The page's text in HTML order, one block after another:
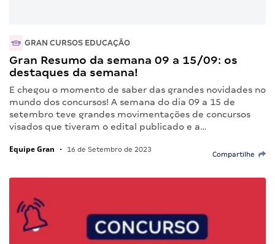
GRAN CURSOS EDUCAÇÃO
Gran Resumo da semana 09 a 15/09: os
destaques da semana!
E chegou o momento de saber das grandes novidades no
mundo dos concursos! A semana do dia 09 a 15 de
setembro teve grandes movimentações de concursos
visados que tiveram o edital publicado e a…
Equipe Gran • 16 de Setembro de 2023
Compartilhe